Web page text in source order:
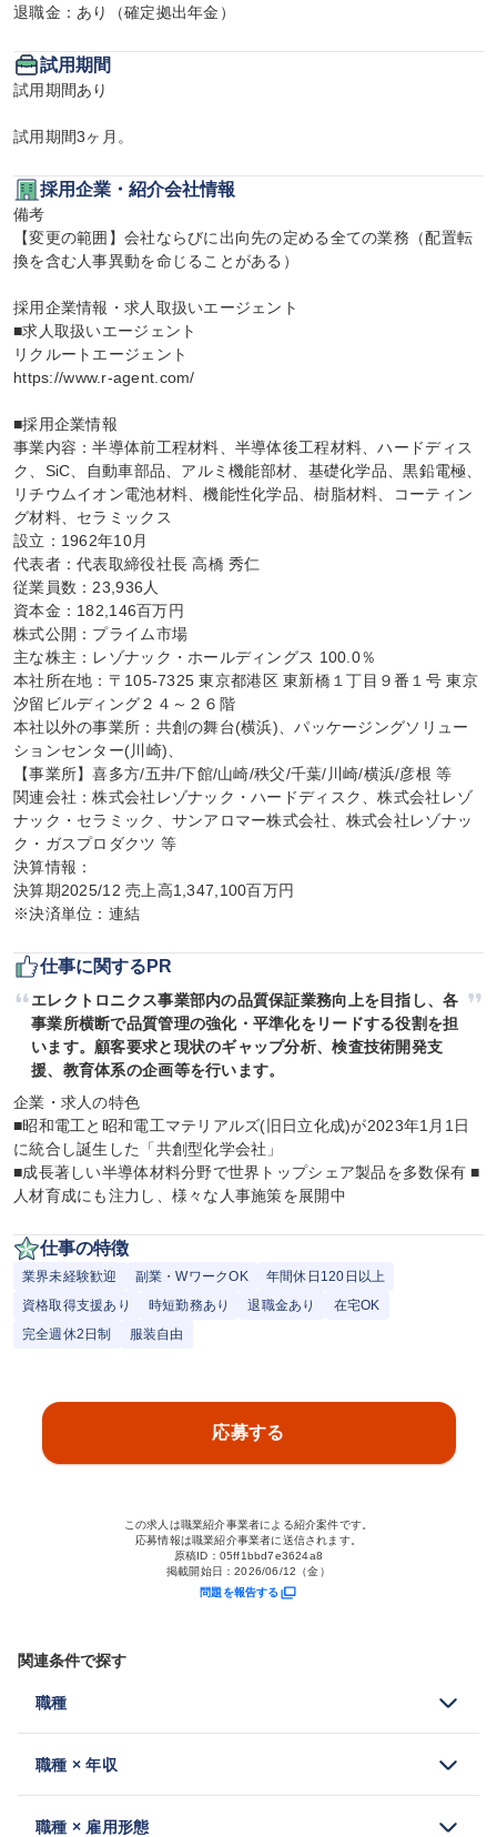
退職金：あり（確定拠出年金）
試用期間
試用期間あり
試用期間3ヶ月。
採用企業・紹介会社情報
備考
【変更の範囲】会社ならびに出向先の定める全ての業務（配置転
換を含む人事異動を命じることがある）
採用企業情報・求人取扱いエージェント
■求人取扱いエージェント
リクルートエージェント
https://www.r-agent.com/
■採用企業情報
事業内容：半導体前工程材料、半導体後工程材料、ハードディス
ク、SiC、自動車部品、アルミ機能部材、基礎化学品、黒鉛電極、
リチウムイオン電池材料、機能性化学品、樹脂材料、コーティン
グ材料、セラミックス
設立：1962年10月
代表者：代表取締役社長 高橋 秀仁
従業員数：23,936人
資本金：182,146百万円
株式公開：プライム市場
主な株主：レゾナック・ホールディングス 100.0％
本社所在地：〒105-7325 東京都港区 東新橋１丁目９番１号 東京
汐留ビルディング２４～２６階
本社以外の事業所：共創の舞台(横浜)、パッケージングソリュー
ションセンター(川崎)、
【事業所】喜多方/五井/下館/山崎/秩父/千葉/川崎/横浜/彦根 等
関連会社：株式会社レゾナック・ハードディスク、株式会社レゾ
ナック・セラミック、サンアロマー株式会社、株式会社レゾナッ
ク・ガスプロダクツ 等
決算情報：
決算期2025/12 売上高1,347,100百万円
※決済単位：連結
仕事に関するPR
エレクトロニクス事業部内の品質保証業務向上を目指し、各
事業所横断で品質管理の強化・平準化をリードする役割を担
います。顧客要求と現状のギャップ分析、検査技術開発支
援、教育体系の企画等を行います。
企業・求人の特色
■昭和電工と昭和電工マテリアルズ(旧日立化成)が2023年1月1日
に統合し誕生した「共創型化学会社」
■成長著しい半導体材料分野で世界トップシェア製品を多数保有 ■
人材育成にも注力し、様々な人事施策を展開中
仕事の特徴
業界未経験歓迎 副業・WワークOK
年間休日120日以上
資格取得支援あり
時短勤務あり 退職金あり
在宅OK
完全週休2日制
服装自由
応募する
この求人は職業紹介事業者による紹介案件です。
応募情報は職業紹介事業者に送信されます。
原稿ID： 05ff1bbd7e3624a8
掲載開始日：2026/06/12（金）
問題を報告する
関連条件で探す
職種
職種 × 年収
職種 × 雇用形態